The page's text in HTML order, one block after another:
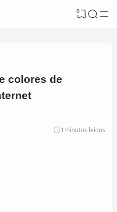
0
colores de
1 minutos leídos